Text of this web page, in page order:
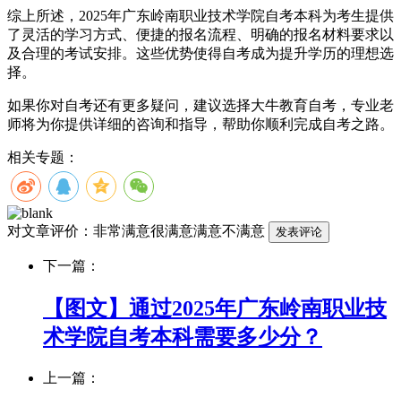
综上所述，2025年广东岭南职业技术学院自考本科为考生提供
了灵活的学习方式、便捷的报名流程、明确的报名材料要求以
及合理的考试安排。这些优势使得自考成为提升学历的理想选
择。
如果你对自考还有更多疑问，建议选择大牛教育自考，专业老
师将为你提供详细的咨询和指导，帮助你顺利完成自考之路。
相关专题：
对文章评价： 非常满意很满意满意不满意
下一篇：
【图文】通过2025年广东岭南职业技
术学院自考本科需要多少分？
上一篇：